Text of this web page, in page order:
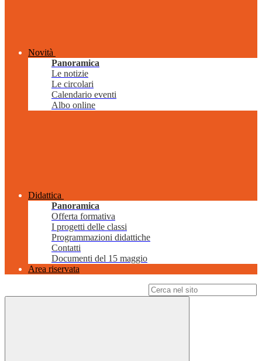
Novità
Panoramica
Le notizie
Le circolari
Calendario eventi
Albo online
Didattica
Panoramica
Offerta formativa
I progetti delle classi
Programmazioni didattiche
Contatti
Documenti del 15 maggio
Area riservata